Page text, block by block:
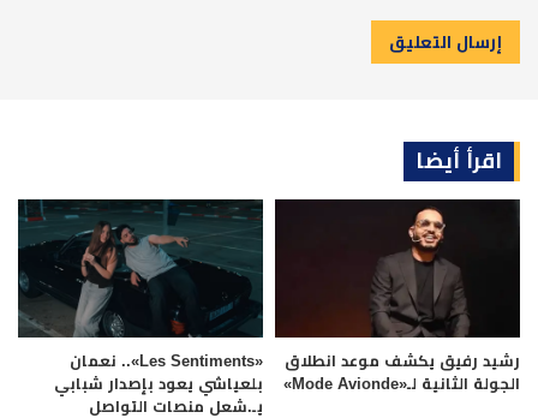
اقرأ أيضا
رشيد رفيق يكشف موعد انطلاق
الجولة الثانية لـ«Mode Avionde»
«Les Sentiments».. نعمان
بلعياشي يعود بإصدار شبابي
يـ.شعل منصات التواصل